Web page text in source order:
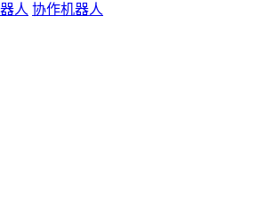
人 协作机器人